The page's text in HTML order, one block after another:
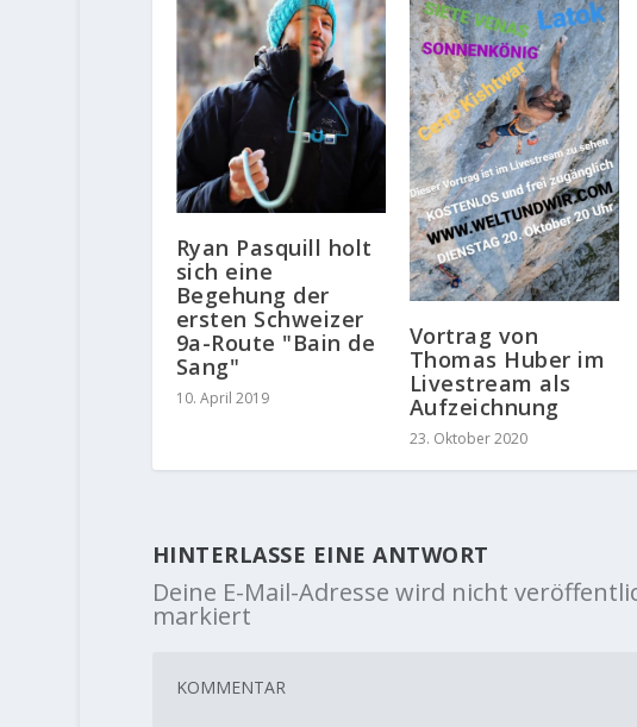
Ryan Pasquill holt
sich eine
Begehung der
ersten Schweizer
9a-Route "Bain de
Sang"
10. April 2019
Vortrag von
Thomas Huber im
Livestream als
Aufzeichnung
23. Oktober 2020
HINTERLASSE EINE ANTWORT
Deine E-Mail-Adresse wird nicht
markiert